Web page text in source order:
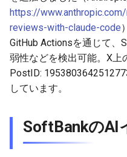
2026-04-09
2026-04-07
2026-04-06
2026-04-05
https://
reviews-with-claude-code
GitHub Actionsを通じて、
弱性などを検出可能。X上
PostID:
しています。
SoftBankのAI